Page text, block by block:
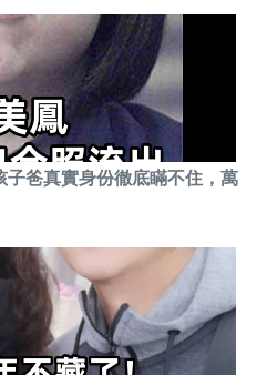
爸真實身份徹底瞞不住，萬